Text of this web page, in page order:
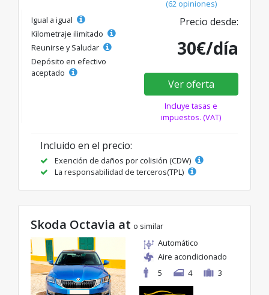
(62 opiniones)
Igual a igual
Kilometraje ilimitado
Reunirse y Saludar
Depósito en efectivo
aceptado
Precio desde:
30€/día
Ver oferta
Incluye tasas e
impuestos. (VAT)
Incluido en el precio:
Exención de daños por colisión (CDW)
La responsabilidad de terceros(TPL)
Skoda Octavia at o similar
Automático
Aire acondicionado
5
4 3